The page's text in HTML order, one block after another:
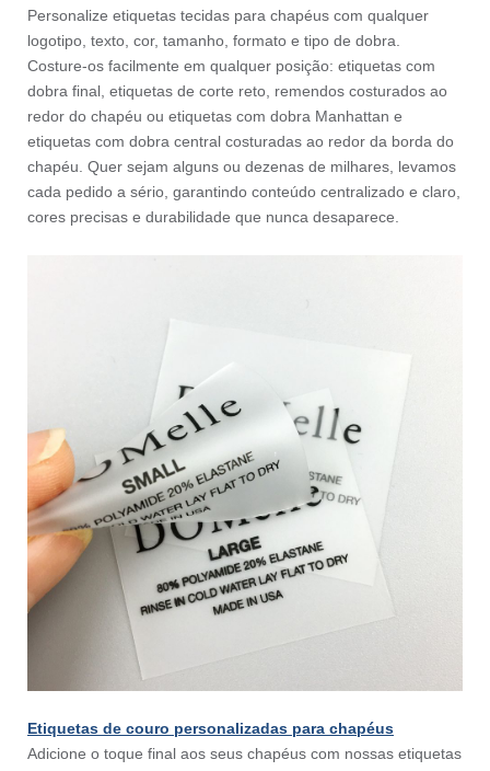
Personalize etiquetas tecidas para chapéus com qualquer
logotipo, texto, cor, tamanho, formato e tipo de dobra.
Costure-os facilmente em qualquer posição: etiquetas com
dobra final, etiquetas de corte reto, remendos costurados ao
redor do chapéu ou etiquetas com dobra Manhattan e
etiquetas com dobra central costuradas ao redor da borda do
chapéu. Quer sejam alguns ou dezenas de milhares, levamos
cada pedido a sério, garantindo conteúdo centralizado e claro,
cores precisas e durabilidade que nunca desaparece.
Etiquetas de couro personalizadas para chapéus
Adicione o toque final aos seus chapéus com nossas etiquetas